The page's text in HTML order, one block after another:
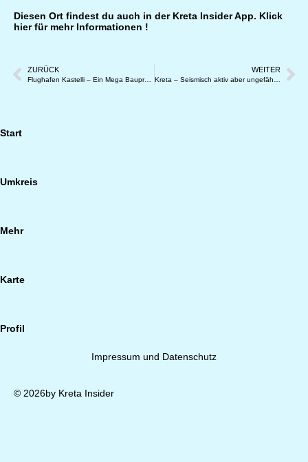
Diesen Ort findest du auch in der Kreta Insider App. Klick
hier für mehr Informationen !
ZURÜCK
Flughafen Kastelli – Ein Mega Bauprojekt
WEITER
Start
Umkreis
Mehr
Karte
Profil
Impressum und Datenschutz
© 2026by Kreta Insider